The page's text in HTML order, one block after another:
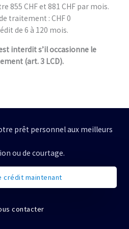
855 CHF et 881 CHF par mois.
traitement : CHF 0
de 6 à 120 mois.
interdit s’il occasionne le
(art. 3 LCD).
prêt personnel aux meilleurs
ou de courtage.
crédit maintenant
contacter